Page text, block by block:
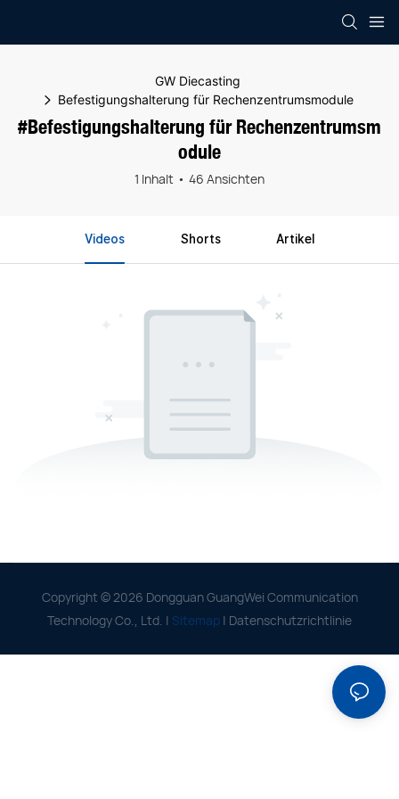
GW Diecasting
Befestigungshalterung für Rechenzentrumsmodule
#Befestigungshalterung für Rechenzentrumsm
odule
1 Inhalt 46 Ansichten
Videos Shorts Artikel
Copyright © 2026 Dongguan GuangWei Communication
Technology Co., Ltd. | Sitemap | Datenschutzrichtlinie